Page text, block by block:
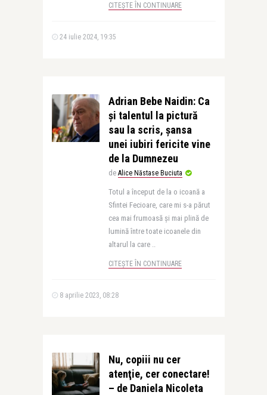
CITEȘTE ÎN CONTINUARE
24 iulie 2024, 19:35
Adrian Bebe Naidin: Ca
și talentul la pictură
sau la scris, șansa
unei iubiri fericite vine
de la Dumnezeu
de Alice Năstase Buciuta
Totul a început de la o icoană a
Sfintei Fecioare, care mi s-a părut
cea mai frumoasă și mai plină de
lumină între toate icoanele din
altarul la care ..
CITEȘTE ÎN CONTINUARE
8 aprilie 2023, 08:28
Nu, copiii nu cer
atenţie, cer conectare!
– de Daniela Nicoleta